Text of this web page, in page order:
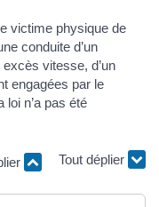
victime physique de
conduite d’un
vitesse, d’un
engagées par le
loi n’a pas été
Tout déplier